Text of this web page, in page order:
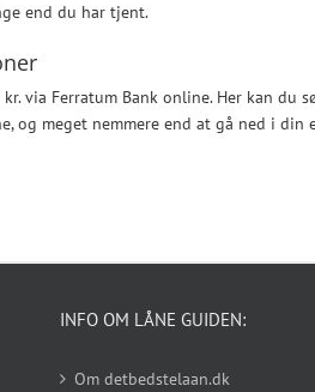
end du har tjent.
via Ferratum Bank online. Her kan
og meget nemmere end at gå ned i din
INFO OM LÅNE GUIDEN:
Om detbedstelaan.dk